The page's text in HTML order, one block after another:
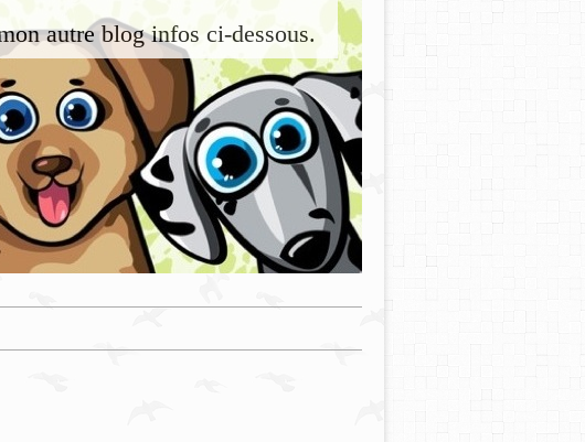
autre blog infos ci-dessous.